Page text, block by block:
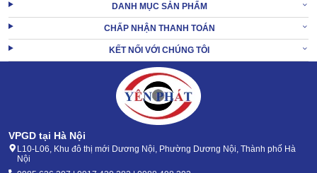
Không chỉ ép nóng, Laminator 460 còn có khả năng ép lạnh với
chất lượng không thể xem thường.
DANH MỤC SẢN PHẨM
CHẤP NHẬN THANH TOÁN
KẾT NỐI VỚI CHÚNG TÔI
VPGD tại Hà Nội
L10-L06, Khu đô thị mới Dương Nội, Phường Dương Nội, Thành phố Hà
Nội